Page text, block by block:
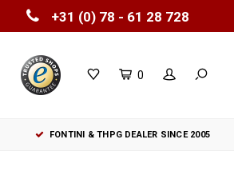
+31 (0) 78 - 61 28 728
0
FONTINI & THPG DEALER SINCE 2005